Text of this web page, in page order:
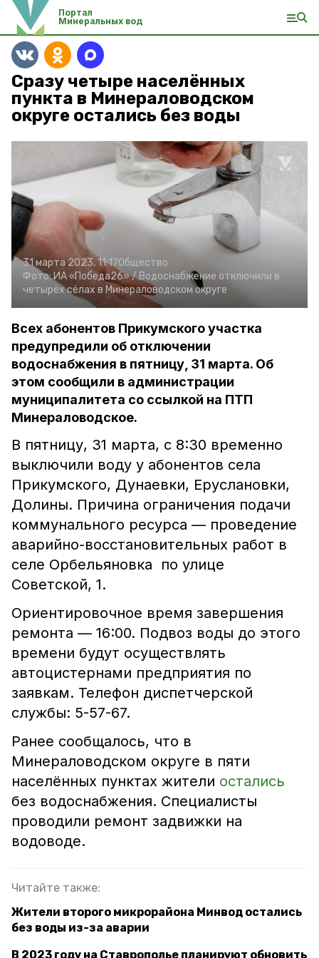
Портал
Минеральных вод
Сразу четыре населённых
пункта в Минераловодском
округе остались без воды
31 марта 2023, 11:17Общество
Фото:ИА «Победа26» / Водоснабжение отключили в
четырёх сёлах в Минераловодском округе
Всех абонентов Прикумского участка
предупредили об отключении
водоснабжения в пятницу, 31 марта. Об
этом сообщили в администрации
муниципалитета со ссылкой на ПТП
Минераловодское.
В пятницу, 31 марта, с 8:30 временно
выключили воду у абонентов села
Прикумского, Дунаевки, Еруслановки,
Долины. Причина ограничения подачи
коммунального ресурса — проведение
аварийно-восстановительных работ в
селе Орбельяновка по улице
Советской, 1.
Ориентировочное время завершения
ремонта — 16:00. Подвоз воды до этого
времени будут осуществлять
автоцистернами предприятия по
заявкам. Телефон диспетчерской
службы: 5-57-67.
Ранее сообщалось, что в
Минераловодском округе в пяти
населённых пунктах жители остались
без водоснабжения. Специалисты
проводили ремонт задвижки на
водоводе.
Читайте также:
Жители второго микрорайона Минвод остались
без воды из-за аварии
В 2023 году на Ставрополье планируют обновить